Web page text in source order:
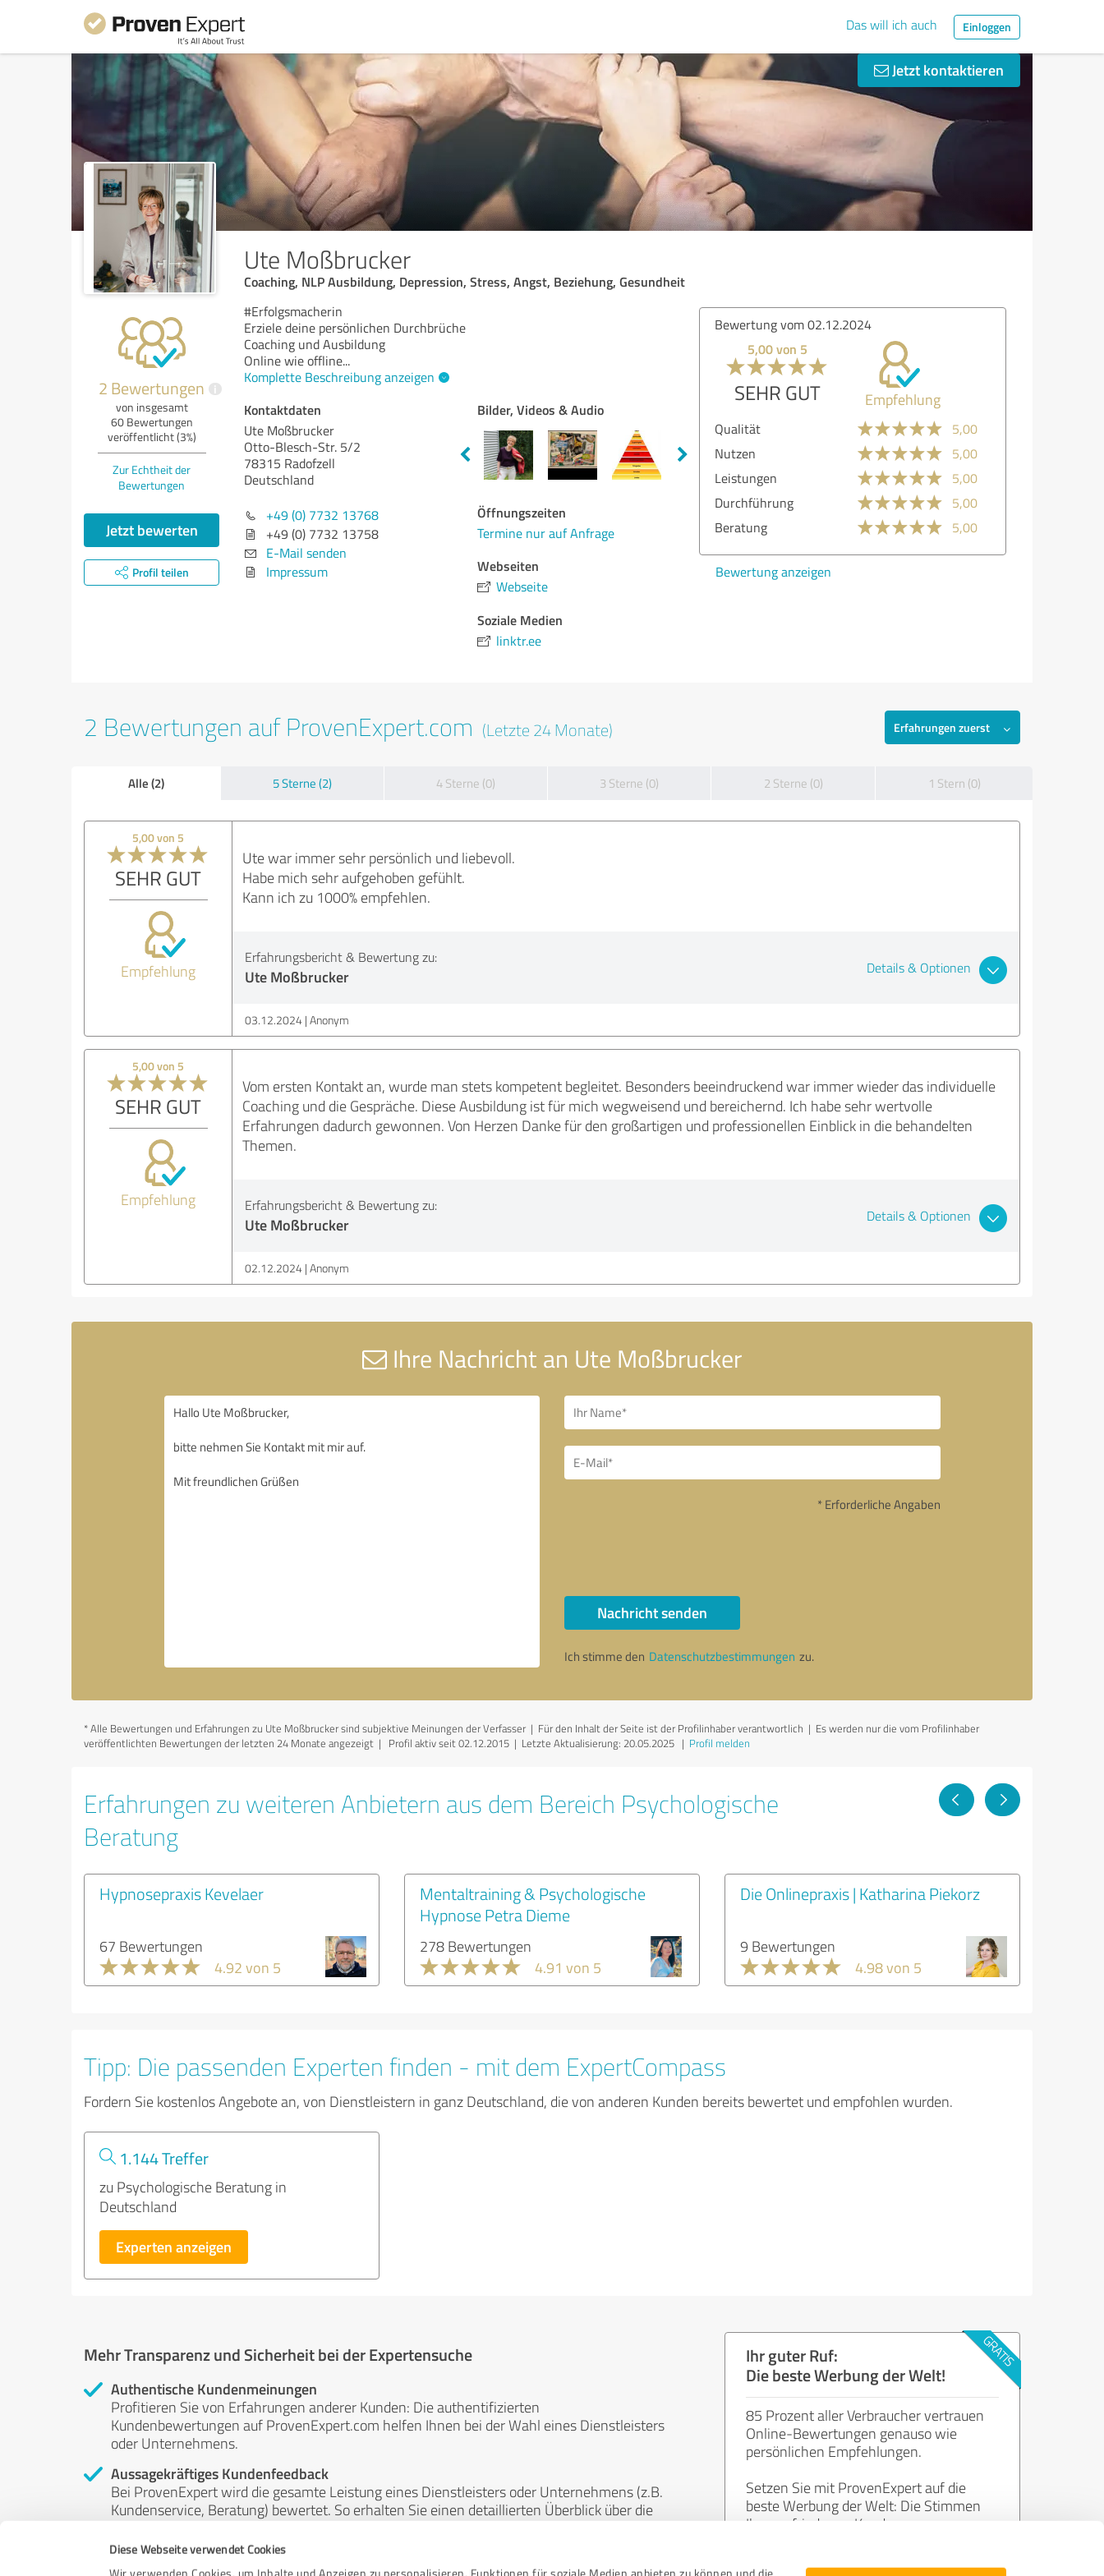
Diese Webseite verwendet Cookies
Das will ich auch Einloggen
Jetzt kontaktieren
Ute Moßbrucker
Coaching, NLP Ausbildung, Depression, Stress, Angst, Beziehung, Gesundheit
2 Bewertungen i
von insgesamt
60 Bewertungen
veröffentlicht (3%)
Zur Echtheit der
Bewertungen
Jetzt bewerten
Profil teilen
#Erfolgsmacherin
Erziele deine persönlichen Durchbrüche
Coaching und Ausbildung
Online wie offline...
Komplette Beschreibung anzeigen
Kontaktdaten
Ute Moßbrucker
Otto-Blesch-Str. 5/2
78315 Radofzell
Deutschland
+49 (0) 7732 13768
+49 (0) 7732 13758
E-Mail senden
Impressum
Bilder, Videos & Audio
Öffnungszeiten
Termine nur auf Anfrage
Webseiten
Webseite
Soziale Medien
linktr.ee
Bewertung vom 02.12.2024
5,00 von 5
SEHR GUT Empfehlung
Qualität
5,00
Nutzen
5,00
Leistungen
5,00
Durchführung
5,00
Beratung
5,00
Bewertung anzeigen
2 Bewertungen auf ProvenExpert.com (Letzte 24 Monate) Erfahrungen zuerst
Alle (2) 5 Sterne (2) 4 Sterne (0) 3 Sterne (0) 2 Sterne (0) 1 Stern (0)
5,00 von 5
SEHR GUT
Empfehlung
Ute war immer sehr persönlich und liebevoll.
Habe mich sehr aufgehoben gefühlt.
Kann ich zu 1000% empfehlen.
Erfahrungsbericht & Bewertung zu:
Ute Moßbrucker Details & Optionen
03.12.2024 Anonym
5,00 von 5
SEHR GUT
Empfehlung
Vom ersten Kontakt an, wurde man stets kompetent begleitet. Besonders beeindruckend war immer wieder das individuelle
Coaching und die Gespräche. Diese Ausbildung ist für mich wegweisend und bereichernd. Ich habe sehr wertvolle
Erfahrungen dadurch gewonnen. Von Herzen Danke für den großartigen und professionellen Einblick in die behandelten
Themen.
Erfahrungsbericht & Bewertung zu:
Ute Moßbrucker Details & Optionen
02.12.2024 Anonym
Ihre Nachricht an Ute Moßbrucker
* Erforderliche Angaben
Nachricht senden
Ich stimme den Datenschutzbestimmungen zu.
*Alle Bewertungen und Erfahrungen zu Ute Moßbrucker sind subjektive Meinungen der Verfasser | Für den Inhalt der Seite ist der Profilinhaber verantwortlich | Es werden nur die vom Profilinhaber
veröffentlichten Bewertungen der letzten 24 Monate angezeigt | Profil aktiv seit 02.12.2015 | Letzte Aktualisierung: 20.05.2025 | Profil melden
Erfahrungen zu weiteren Anbietern aus dem Bereich Psychologische
Beratung
Hypnosepraxis Kevelaer
67 Bewertungen
4.92 von 5
Mentaltraining & Psychologische
Hypnose Petra Dieme
278 Bewertungen
4.91 von 5
Die Onlinepraxis | Katharina Piekorz
9 Bewertungen
4.98 von 5
Tipp: Die passenden Experten finden - mit dem ExpertCompass
Fordern Sie kostenlos Angebote an, von Dienstleistern in ganz Deutschland, die von anderen Kunden bereits bewertet und empfohlen wurden.
1.144 Treffer
zu Psychologische Beratung in
Deutschland
Experten anzeigen
Mehr Transparenz und Sicherheit bei der Expertensuche
Authentische Kundenmeinungen
Profitieren Sie von Erfahrungen anderer Kunden: Die authentifizierten
Kundenbewertungen auf ProvenExpert.com helfen Ihnen bei der Wahl eines Dienstleisters
oder Unternehmens.
Aussagekräftiges Kundenfeedback
Bei ProvenExpert wird die gesamte Leistung eines Dienstleisters oder Unternehmens (z.B.
Kundenservice, Beratung) bewertet. So erhalten Sie einen detaillierten Überblick über die
Unabhängige Bewertungen
Ihr guter Ruf:
Die beste Werbung der Welt!
85 Prozent aller Verbraucher vertrauen
Online-Bewertungen genauso wie
persönlichen Empfehlungen.
Setzen Sie mit ProvenExpert auf die
beste Werbung der Welt: Die Stimmen
Ihrer zufriedenen Kunden.